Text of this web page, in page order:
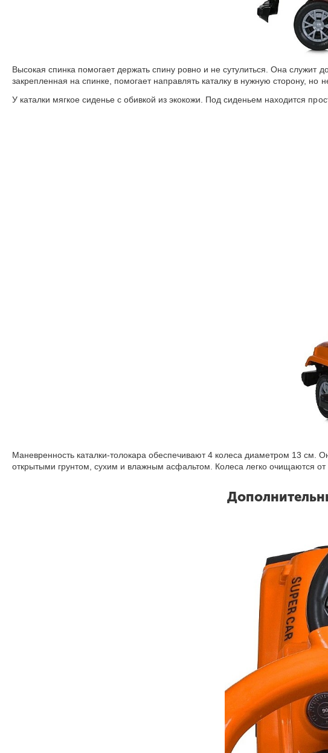
Высокая спинка помогает держать спину ровно и не сутулиться. Она служит
закрепленная на спинке, помогает направлять каталку в нужную сторону,
У каталки мягкое сиденье с обивкой из экокожи. Под сиденьем находится
Маневренность каталки-толокара обеспечивают 4 колеса диаметром 13
открытыми грунтом, сухим и влажным асфальтом. Колеса легко очищаются от